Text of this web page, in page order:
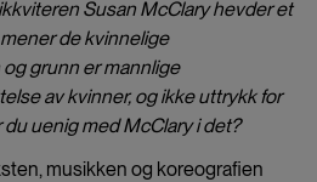
Susan McClary hevder et
de kvinnelige
grunn er mannlige
av kvinner, og ikke uttrykk for
uenig med McClary i det?
musikken og koreografien